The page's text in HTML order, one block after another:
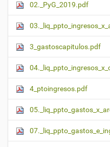
02._PyG_2019.pdf
3_gastoscapitulos.pdf
4_ptoingresos.pdf